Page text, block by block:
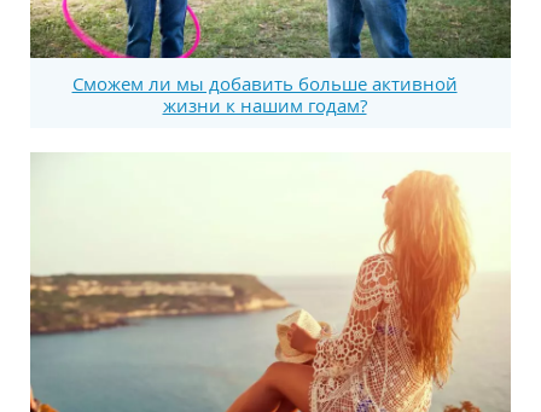
Сможем ли мы добавить больше активной
жизни к нашим годам?